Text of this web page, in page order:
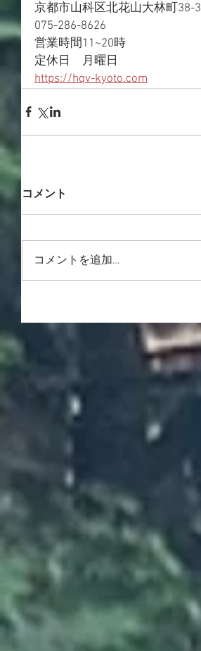
京都市山科区北花山大林町38-3
075-286-8626
営業時間11~20時
定休日　月曜日
https://hqv-kyoto.com
コメント
コメントを追加…